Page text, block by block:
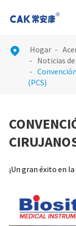
 Hogar
Noticias
(PCS)
¡Un gran éxito en